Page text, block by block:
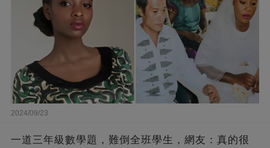
2024/09/23
一道三年級數學題，難倒全班學生，網友：真的很